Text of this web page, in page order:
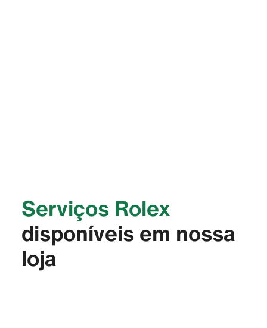
Serviços Rolex
disponíveis em nossa
loja